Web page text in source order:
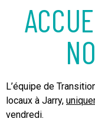
L’équipe de
locaux à Jarry,
vendredi.